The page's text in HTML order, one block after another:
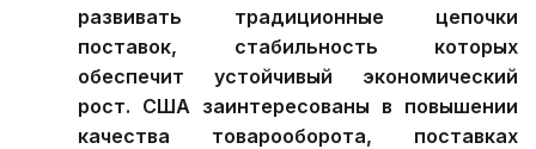
развивать традиционные цепочки
поставок, стабильность которых
обеспечит устойчивый экономический
рост. США заинтересованы в повышении
качества товарооборота, поставках